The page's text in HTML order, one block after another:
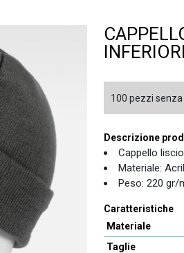
100 pezzi
Descrizione
Cappello
Materiale:
Peso: 220 gr/
Caratteristiche
Materiale
Taglie